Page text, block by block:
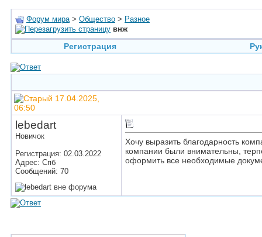
Форум мира > Общество > Разное
внж
Регистрация
17.04.2025,
06:50
lebedart
Новичок
Регистрация: 02.03.2022
Адрес: Спб
Сообщений: 70
Хочу выразить благодарность
компании были внимательны,
оформить все необходимые